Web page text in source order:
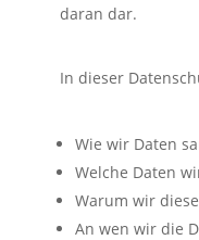
daran dar.
In dieser
Wie wir Daten
Welche Daten
Warum wir
An wen wir die